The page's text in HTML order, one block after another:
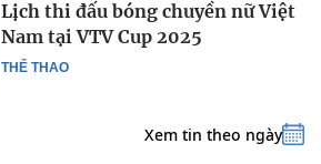
THỂ THAO
Lịch thi đấu bóng chuyền nữ Việt
Nam tại VTV Cup 2025
Xem tin theo ngày